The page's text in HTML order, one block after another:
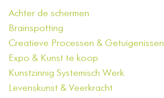
Achter de schermen
Brainspotting
Creatieve Processen & Getuigenissen
Expo & Kunst te koop
Kunstzinnig Systemisch Werk
Levenskunst & Veerkracht